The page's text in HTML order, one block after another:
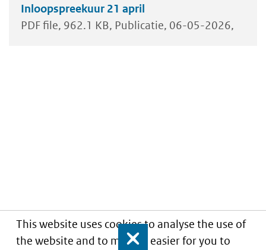
This website uses cookies to analyse the use of
the website and to make it easier for you to
Close
Inloopspreekuur 21 april
PDF file 962.1 KB Publicatie 06-05-2026